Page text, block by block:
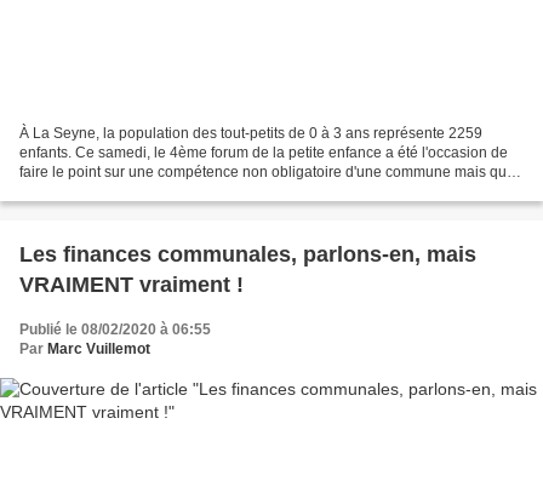
À La Seyne, la population des tout-petits de 0 à 3 ans représente 2259
enfants. Ce samedi, le 4ème forum de la petite enfance a été l'occasion de
faire le point sur une compétence non obligatoire d'une commune mais qui,
Les finances communales, parlons-en, mais
VRAIMENT vraiment !
Publié le 08/02/2020 à 06:55
Par Marc Vuillemot